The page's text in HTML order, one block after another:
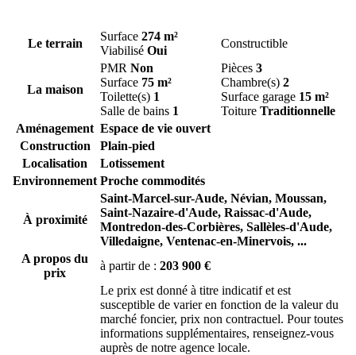
Le terrain
Surface 274 m²
Viabilisé Oui
Constructible
La maison
PMR Non
Surface 75 m²
Toilette(s) 1
Salle de bains 1
Pièces 3
Chambre(s) 2
Surface garage 15 m²
Toiture Traditionnelle
Aménagement Espace de vie ouvert
Construction
Plain-pied
Localisation
Lotissement
Environnement Proche commodités
À proximité
Saint-Marcel-sur-Aude, Névian, Moussan,
Saint-Nazaire-d'Aude, Raissac-d'Aude,
Montredon-des-Corbières, Sallèles-d'Aude,
Villedaigne, Ventenac-en-Minervois, ...
A propos du
prix
à partir de : 203 900 €
Le prix est donné à titre indicatif et est
susceptible de varier en fonction de la valeur du
marché foncier, prix non contractuel. Pour toutes
informations supplémentaires, renseignez-vous
auprès de notre agence locale.